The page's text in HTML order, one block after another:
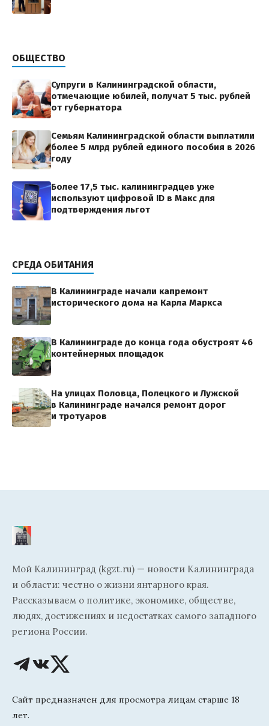
ОБЩЕСТВО
Супруги в Калининградской области,
отмечающие юбилей, получат 5 тыс. рублей
от губернатора
Семьям Калининградской области выплатили
более 5 млрд рублей единого пособия в 2026
году
Более 17,5 тыс. калининградцев уже
используют цифровой ID в Макс для
подтверждения льгот
СРЕДА ОБИТАНИЯ
В Калининграде начали капремонт
исторического дома на Карла Маркса
В Калининграде до конца года обустроят 46
контейнерных площадок
На улицах Половца, Полецкого и Лужской
в Калининграде начался ремонт дорог
и тротуаров
Мой Калининград (kgzt.ru) — новости Калининграда
и области: честно о жизни янтарного края.
Рассказываем о политике, экономике, обществе,
людях, достижениях и недостатках самого западного
региона России.
Сайт предназначен для просмотра лицам старше 18
лет.